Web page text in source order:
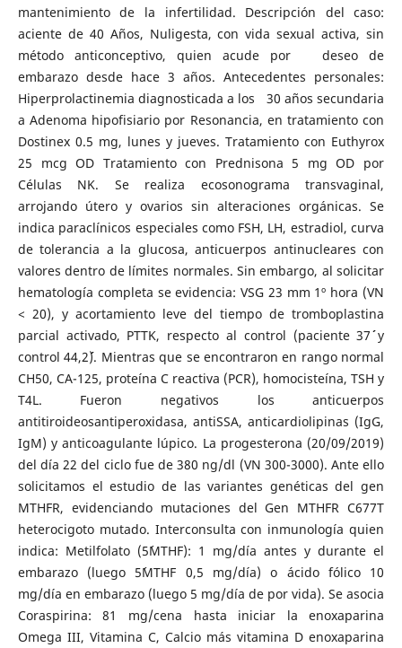
mantenimiento de la infertilidad. Descripción del caso:
aciente de 40 Años, Nuligesta, con vida sexual activa, sin
método anticonceptivo, quien acude por deseo de
embarazo desde hace 3 años. Antecedentes personales:
Hiperprolactinemia diagnosticada a los 30 años secundaria
a Adenoma hipofisiario por Resonancia, en tratamiento con
Dostinex 0.5 mg, lunes y jueves. Tratamiento con Euthyrox
25 mcg OD Tratamiento con Prednisona 5 mg OD por
Células NK. Se realiza ecosonograma transvaginal,
arrojando útero y ovarios sin alteraciones orgánicas. Se
indica paraclínicos especiales como FSH, LH, estradiol, curva
de tolerancia a la glucosa, anticuerpos antinucleares con
valores dentro de límites normales. Sin embargo, al solicitar
hematología completa se evidencia: VSG 23 mm 1º hora (VN
< 20), y acortamiento leve del tiempo de tromboplastina
parcial activado, PTTK, respecto al control (paciente 37´´ y
control 44,2´´). Mientras que se encontraron en rango normal
CH50, CA-125, proteína C reactiva (PCR), homocisteína, TSH y
T4L. Fueron negativos los anticuerpos
antitiroideosantiperoxidasa, antiSSA, anticardiolipinas (IgG,
IgM) y anticoagulante lúpico. La progesterona (20/09/2019)
del día 22 del ciclo fue de 380 ng/dl (VN 300-3000). Ante ello
solicitamos el estudio de las variantes genéticas del gen
MTHFR, evidenciando mutaciones del Gen MTHFR C677T
heterocigoto mutado. Interconsulta con inmunología quien
indica: Metilfolato (5´MTHF): 1 mg/día antes y durante el
embarazo (luego 5´MTHF 0,5 mg/día) o ácido fólico 10
mg/día en embarazo (luego 5 mg/día de por vida). Se asocia
Coraspirina: 81 mg/cena hasta iniciar la enoxaparina
Omega III, Vitamina C, Calcio más vitamina D enoxaparina